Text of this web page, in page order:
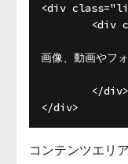
<div
画像、動画やフ
コンテンツエリ